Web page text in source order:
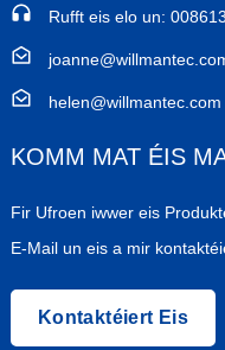
Rufft eis elo un:
helen@willmantec.com
KOMM MAT ÉIS
Fir Ufroen iwwer eis
E-Mail un eis a mir
Kontaktéiert Eis